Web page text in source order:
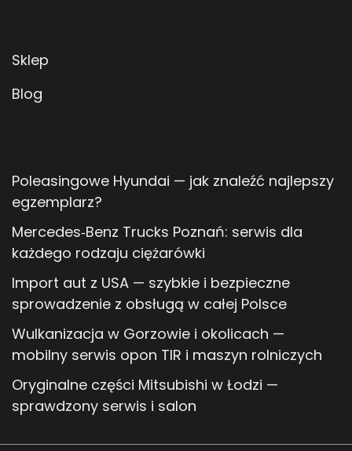
Sklep
Blog
Poleasingowe Hyundai — jak znaleźć najlepszy
egzemplarz?
Mercedes‑Benz Trucks Poznań: serwis dla
każdego rodzaju ciężarówki
Import aut z USA — szybkie i bezpieczne
sprowadzenie z obsługą w całej Polsce
Wulkanizacja w Gorzowie i okolicach —
mobilny serwis opon TIR i maszyn rolniczych
Oryginalne części Mitsubishi w Łodzi —
sprawdzony serwis i salon